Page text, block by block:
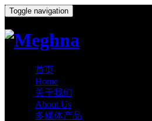
Toggle navigation
首页
Home
关于我们
About Us
多媒体产品